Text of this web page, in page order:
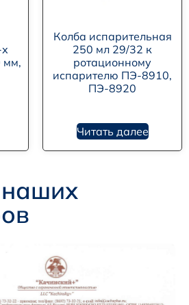
мм,
Колба испарительная
250 мл 29/32 к
ротационному
испарителю ПЭ-8910,
ПЭ-8920
Читать далее